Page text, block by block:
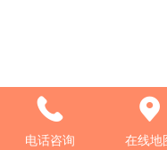
电话咨询 在线地